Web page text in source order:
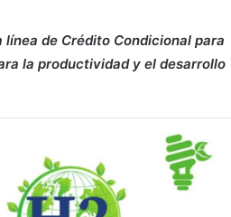
de Crédito Condicional para
la productividad y el desarrollo